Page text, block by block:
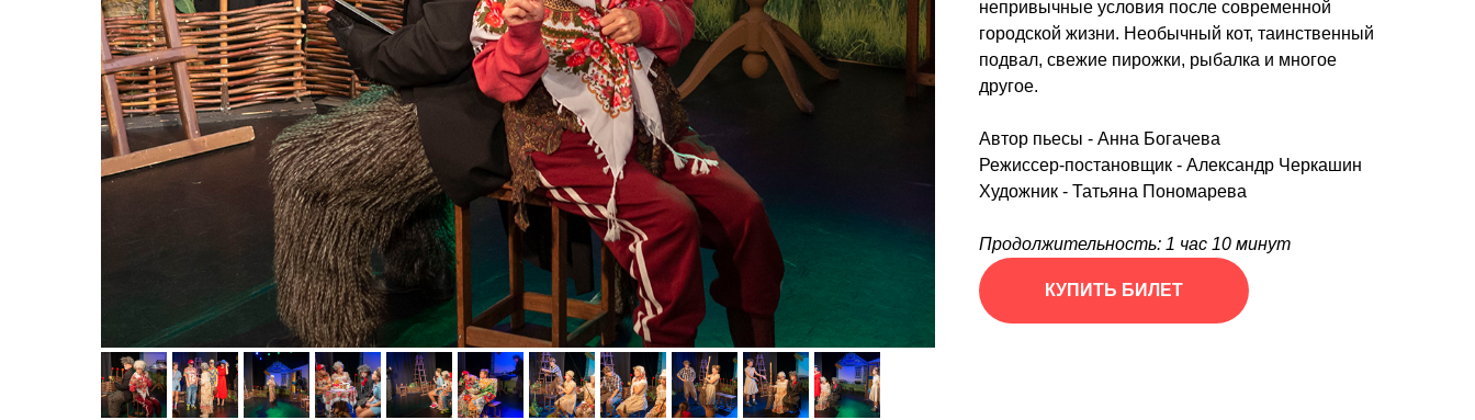
непривычные условия после современной
городской жизни. Необычный кот, таинственный
подвал, свежие пирожки, рыбалка и многое
другое.
Автор пьесы - Анна Богачева
Режиссер-постановщик - Александр Черкашин
Художник - Татьяна Пономарева
Продолжительность: 1 час 10 минут
КУПИТЬ БИЛЕТ